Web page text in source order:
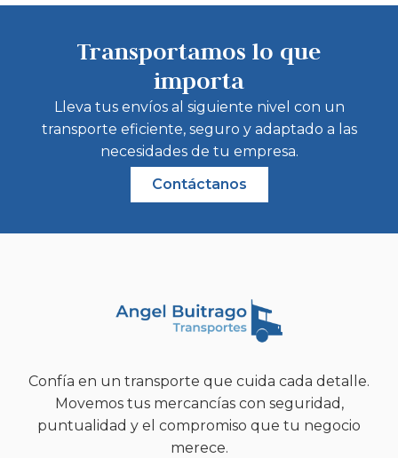
Transportamos lo que
importa
Lleva tus envíos al siguiente nivel con un
transporte eficiente, seguro y adaptado a las
necesidades de tu empresa.
Contáctanos
Confía en un transporte que cuida cada detalle.
Movemos tus mercancías con seguridad,
puntualidad y el compromiso que tu negocio
merece.